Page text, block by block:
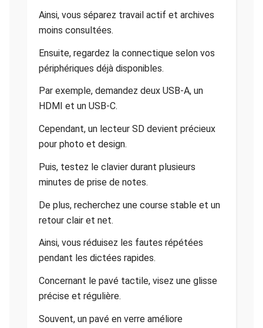
Ainsi, vous séparez travail actif et archives
moins consultées.
Ensuite, regardez la connectique selon vos
périphériques déjà disponibles.
Par exemple, demandez deux USB-A, un
HDMI et un USB-C.
Cependant, un lecteur SD devient précieux
pour photo et design.
Puis, testez le clavier durant plusieurs
minutes de prise de notes.
De plus, recherchez une course stable et un
retour clair et net.
Ainsi, vous réduisez les fautes répétées
pendant les dictées rapides.
Concernant le pavé tactile, visez une glisse
précise et régulière.
Souvent, un pavé en verre améliore